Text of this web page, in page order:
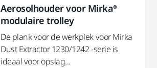
Aerosolhouder voor Mirka®
modulaire trolley
De plank voor de werkplek voor Mirka
Dust Extractor 1230/1242 -serie is
ideaal voor opslag...